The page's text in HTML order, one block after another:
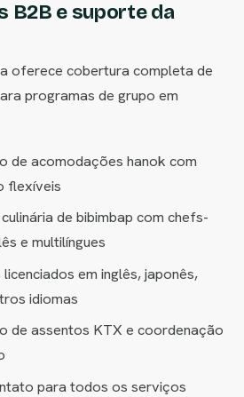
B2B e suporte da
oferece cobertura completa de
programas de grupo em
de acomodações hanok com
flexíveis
de bibimbap com chefs-
e multilíngues
em inglês, japonês,
idiomas
de assentos KTX e coordenação
para todos os serviços